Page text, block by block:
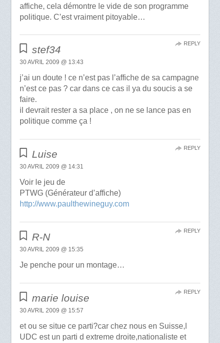
affiche, cela démontre le vide de son programme
politique. C’est vraiment pitoyable…
stef34
30 AVRIL 2009 @ 13:43
j’ai un doute ! ce n’est pas l’affiche de sa campagne
n’est ce pas ? car dans ce cas il ya du soucis a se
faire.
il devrait rester a sa place , on ne se lance pas en
politique comme ça !
REPLY
Luise
30 AVRIL 2009 @ 14:31
Voir le jeu de
PTWG (Générateur d’affiche)
http://www.paulthewineguy.com
REPLY
R-N
30 AVRIL 2009 @ 15:35
Je penche pour un montage…
REPLY
marie louise
30 AVRIL 2009 @ 15:57
et ou se situe ce parti?car chez nous en Suisse,l
UDC est un parti d extreme droite,nationaliste et
REPLY